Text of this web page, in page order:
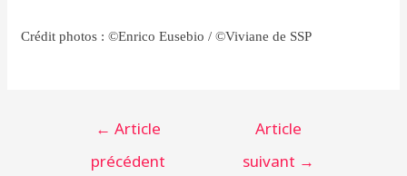
Crédit photos : ©Enrico Eusebio / ©Viviane de SSP
Navigation
l’article
← Article
précédent
Article
suivant →